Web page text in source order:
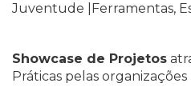
Juventude |Ferramentas,
Showcase de Projetos
Práticas pelas organizações